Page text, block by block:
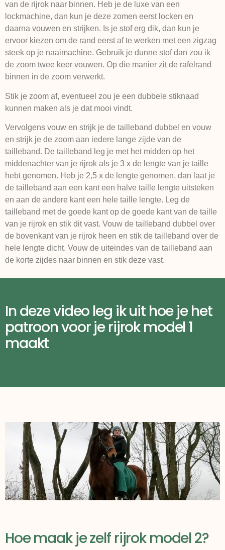
van de rijrok naar binnen. Heb je de luxe van een
lockmachine, dan kun je deze zomen eerst locken en
daarna vouwen en strijken. Is je stof erg dik, dan kun je
ervoor kiezen om de rand eerst af te werken met een zigzag
steek op je naaimachine. Gebruik je dunne stof dan zou ik
de zoom twee keer vouwen. Op die manier zit de rafelrand
binnen in de zoom verwerkt.
Stik je zoom af, eventueel zou je een dubbele stiknaad
kunnen maken als je dat mooi vindt.
Vervolgens vouw en strijk je de tailleband dubbel en vouw
en strijk je de zoom aan iedere lange zijde van de
tailleband. De tailleband leg je met het midden op het
middenachter van je rijrok als je 3 x de lengte van je taille
hebt genomen. Heb je 2,5 x de lengte genomen, dan laat je
de tailleband aan een kant een halve taille lengte uitsteken
en aan de andere kant een hele taille lengte. Leg de
tailleband met de goede kant op de goede kant van de taille
van je rijrok en stik dit vast. Vouw de tailleband dubbel over
de bovenkant van je rijrok heen en stik de tailleband over de
hele lengte dicht. Vouw de uiteindes van de tailleband aan
de korte zijdes naar binnen en stik deze vast.
In deze video leg ik uit hoe je het
patroon voor je rijrok model 1
maakt
Hoe maak je zelf rijrok model 2?